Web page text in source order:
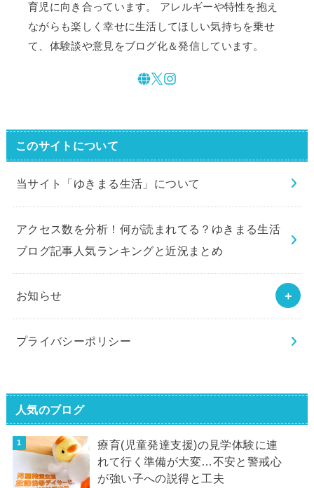
育児に向き合っています。 アレルギーや特性を抱え
ながらも楽しく幸せに生活してほしい気持ちを乗せ
て、体験談や意見をブログ化＆発信しています。
このサイトについて
当サイト「ゆきまる生活」について
アクセス数を分析！何が読まれてる？ゆきまる生活
ブログ記事人気ランキングと近況まとめ
お知らせ
プライバシーポリシー
人気のブログ
療育(児童発達支援)の見学体験に連
れて行く準備が大変…不安と警戒心
が強い子への説得と工夫